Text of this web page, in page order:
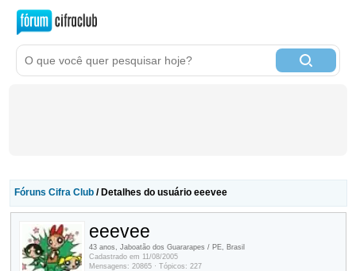
Fóruns Cifra Club/ Detalhes do usuário eeevee
eeevee
43 anos, Jaboatão dos Guararapes / PE, Brasil
Cadastrado em 11/08/2005
Mensagens: 20865 · Tópicos: 227